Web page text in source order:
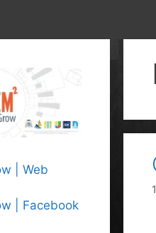
| Web
| Facebook